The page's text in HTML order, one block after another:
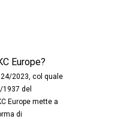
Europe?
2023, col quale
1937 del
Europe mette a
di